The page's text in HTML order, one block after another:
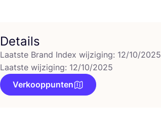
Details
Laatste Brand Index wijziging: 12/10/2025
Laatste wijziging: 12/10/2025
Verkooppunten